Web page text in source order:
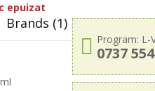
epuizat
Program: L-
0737
Brands (1)